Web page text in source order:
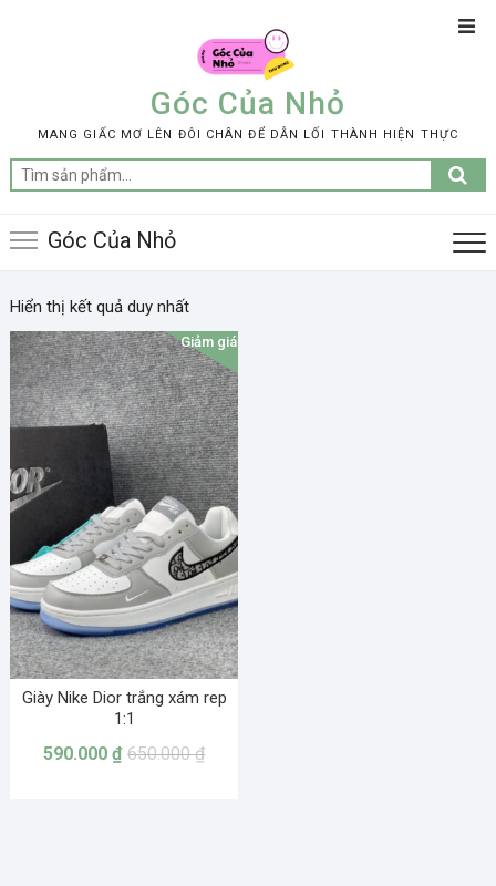
Góc Của Nhỏ
MANG GIẤC MƠ LÊN ĐÔI CHÂN ĐỂ DẪN LỐI THÀNH HIỆN THỰC
Tìm
kiếm:
Góc Của Nhỏ
Hiển thị kết quả duy nhất
Giảm giá!
Giày Nike Dior trắng xám rep
1:1
650.000₫
590.000₫